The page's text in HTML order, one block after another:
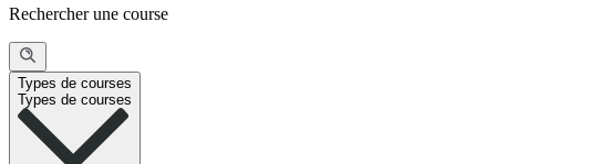
Rechercher une course
Types de courses
Types de courses